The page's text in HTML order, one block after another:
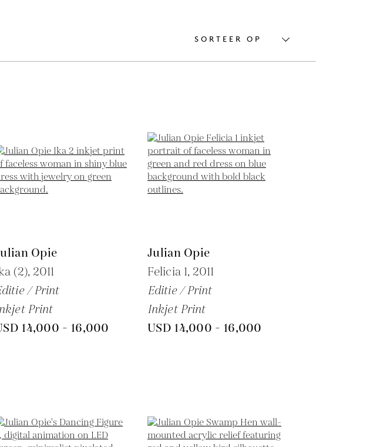
SORTEER OP
Opie
(2), 2011
/ Print
Print
14,000 - 16,000
Julian Opie
Felicia 1, 2011
Editie / Print
Inkjet Print
USD 14,000 - 16,000